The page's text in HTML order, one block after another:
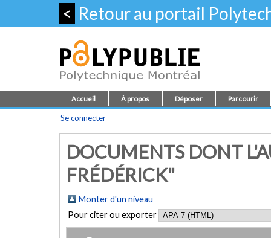
< Retour au portail
Accueil À propos Déposer Parcourir
Se connecter
DOCUMENTS DONT
FRÉDÉRICK"
Monter d'un niveau
Pour citer ou exporter